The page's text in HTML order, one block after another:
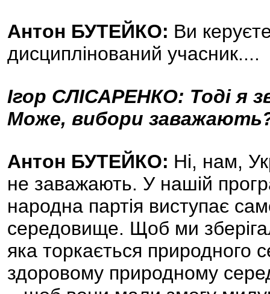
Антон БУТЕЙКО: Ви
дисциплінований учасник....
Ігор СЛІСАРЕНКО: Тоді я
Може, вибори
Антон БУТЕЙКО: Ні, нам,
не заважають. У нашій
народна партія виступає
середовище. Щоб ми
яка торкається
здоровому природному